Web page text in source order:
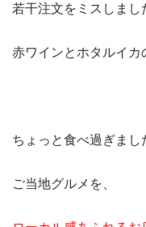
若干注文をミスしまし
赤ワインとホタルイカ
ちょっと食べ過ぎまし
ご当地グルメを、